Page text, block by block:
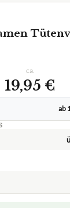
ca.
19,95 €
ab